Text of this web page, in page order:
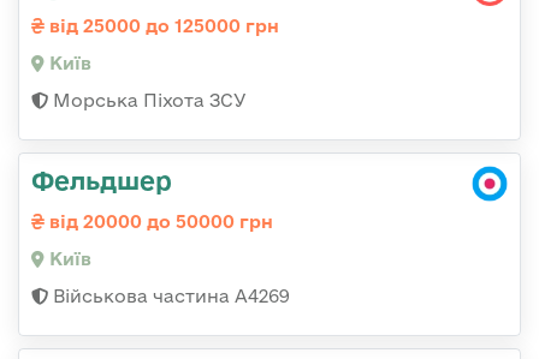
від 25000 до 125000 грн
Київ
Морська Піхота ЗСУ
Фельдшер
від 20000 до 50000 грн
Київ
Військова частина А4269